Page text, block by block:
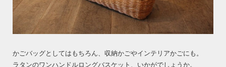
かごバッグとしてはもちろん、収納かごやインテリアかごにも。
ラタンのワンハンドルロングバスケット、いかがでしょうか。